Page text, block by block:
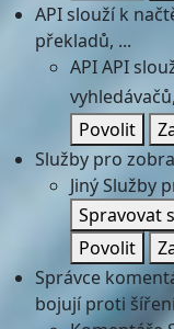
API slouží k
překladů, ...
APIAPI
Povolit
Služby pro
JinýSlužby
Spravovat
Povolit
Správce
bojují proti